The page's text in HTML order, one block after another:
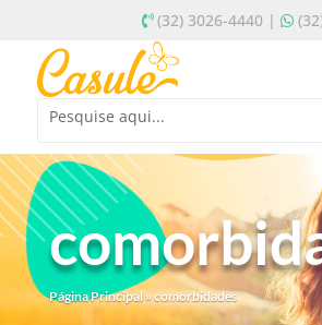
(32) 3026-4440 |
Página Principal» comorbidades